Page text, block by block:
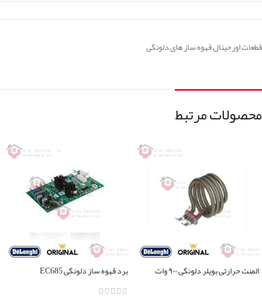
قطعات اورجینال قهوه ساز های دلونگی
محصولات مرتبط
المنت حرارتی بویلر دلونگی ۹۰۰ وات برد قهوه ساز دلونگی EC685